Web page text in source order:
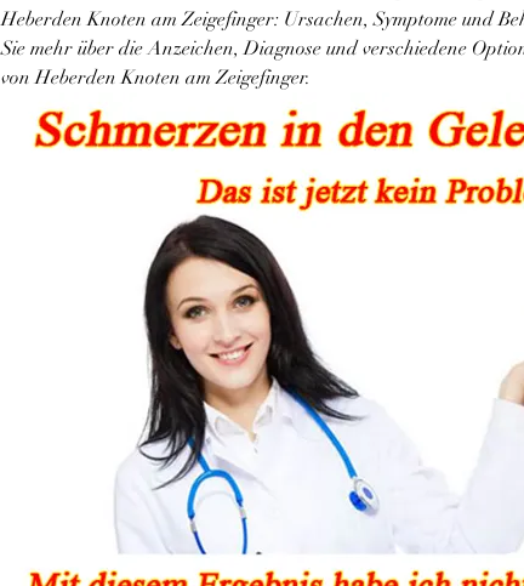
Heberden Knoten am Zeigefinger: Ursachen, Symptome und
Sie mehr über die Anzeichen, Diagnose und verschiedene
von Heberden Knoten am Zeigefinger.